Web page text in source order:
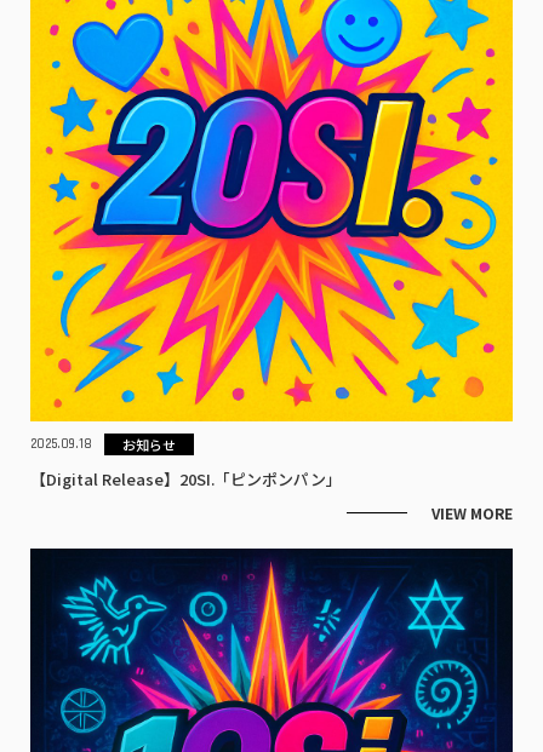
2025.09.18 お知らせ
【Digital Release】20SI.「ピンポンパン」
VIEW MORE